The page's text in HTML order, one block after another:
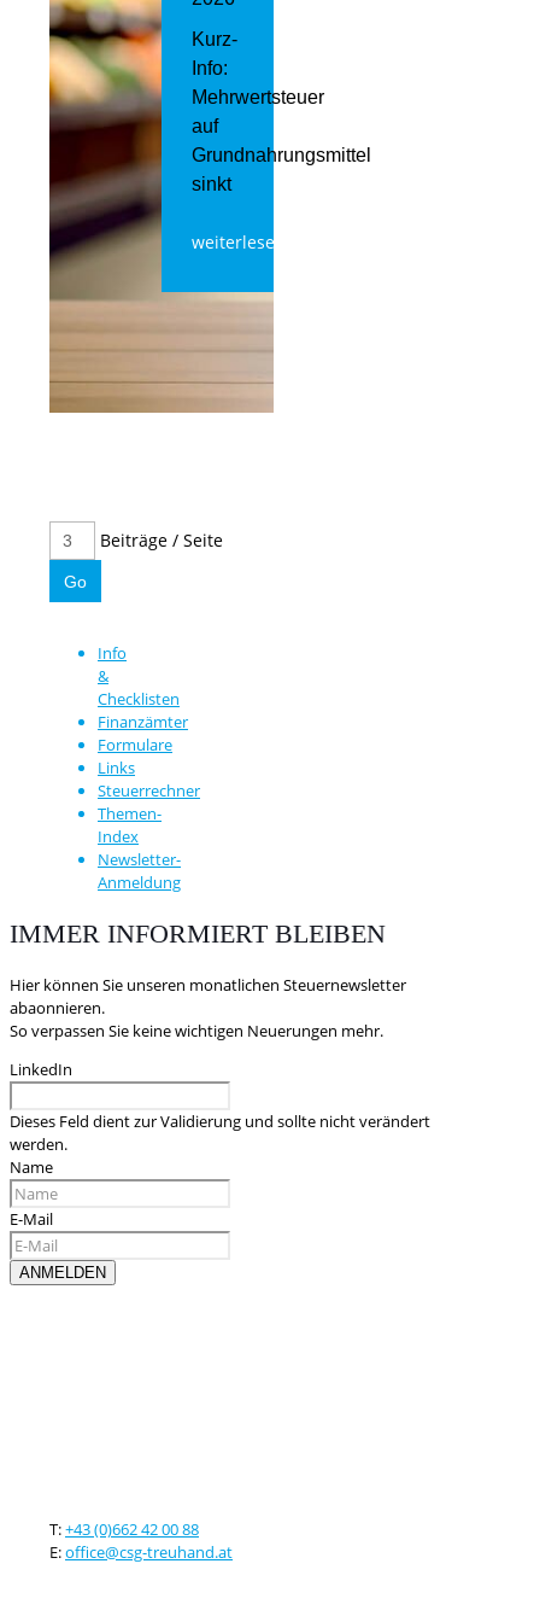
Kurz-
Info:
Mehrwertsteuer
auf
Grundnahrungsmittel
sinkt
weiterlesen
Beiträge / Seite
Info
&
Checklisten
Finanzämter
Formulare
Links
Steuerrechner
Themen-
Index
Newsletter-
Anmeldung
IMMER INFORMIERT BLEIBEN
Hier können Sie unseren monatlichen Steuernewsletter
abaonnieren.
So verpassen Sie keine wichtigen Neuerungen mehr.
LinkedIn
Dieses Feld dient zur Validierung und sollte nicht verändert
werden.
Name
E-Mail
T:+43 (0)662 42 00 88
E:office@csg-treuhand.at